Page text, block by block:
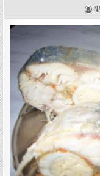
А
В
Т
Р
Е
Ц
Е
П
Т
А